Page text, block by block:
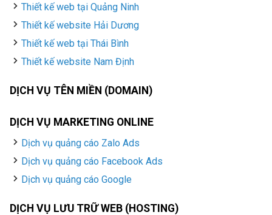
Thiết kế web tại Quảng Ninh
Thiết kế website Hải Dương
Thiết kế web tại Thái Bình
Thiết kế website Nam Định
DỊCH VỤ TÊN MIỀN (DOMAIN)
DỊCH VỤ MARKETING ONLINE
Dịch vụ quảng cáo Zalo Ads
Dịch vụ quảng cáo Facebook Ads
Dịch vụ quảng cáo Google
DỊCH VỤ LƯU TRỮ WEB (HOSTING)